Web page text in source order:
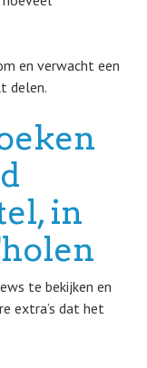
en verwacht een
delen.
in
te bekijken en
extra’s dat het